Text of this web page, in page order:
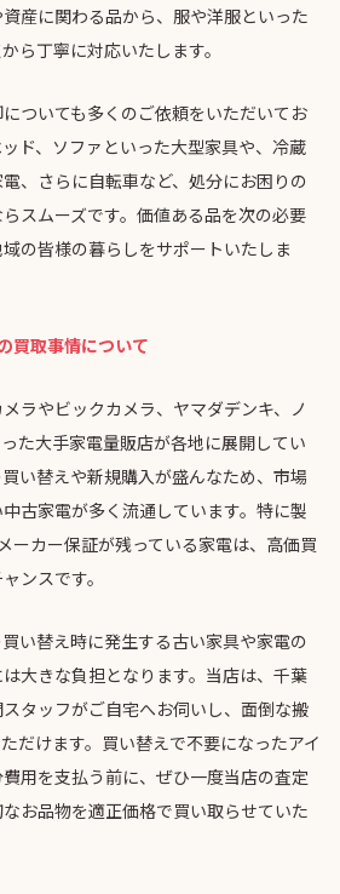
産に関わる品から、服や洋服といった
ら丁寧に対応いたします。
ついても多くのご依頼をいただいてお
ド、ソファといった大型家具や、冷蔵
、さらに自転車など、処分にお困りの
スムーズです。価値ある品を次の必要
の皆様の暮らしをサポートいたしま
買取事情について
ラやビックカメラ、ヤマダデンキ、ノ
た大手家電量販店が各地に展開してい
い替えや新規購入が盛んなため、市場
古家電が多く流通しています。特に製
ーカー保証が残っている家電は、高価買
ンスです。
い替え時に発生する古い家具や家電の
大きな負担となります。当店は、千葉
タッフがご自宅へお伺いし、面倒な搬
だけます。買い替えで不要になったアイ
用を支払う前に、ぜひ一度当店の査定
お品物を適正価格で買い取らせていた